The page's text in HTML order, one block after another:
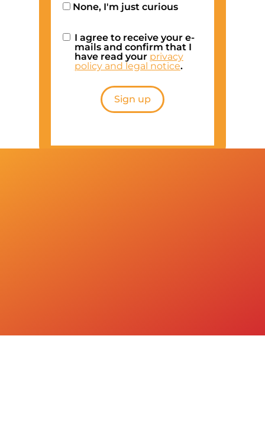
None, I'm just curious
I agree to receive your e-
mails and confirm that I
have read your privacy
policy and legal notice.
Sign up